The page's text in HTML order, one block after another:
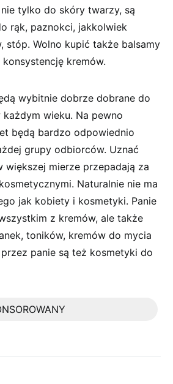
tylko do skóry twarzy, są
rąk, paznokci, jakkolwiek
stóp. Wolno kupić także balsamy
konsystencję kremów.
wybitnie dobrze dobrane do
wieku. Na pewno
będą bardzo odpowiednio
grupy odbiorców. Uznać
większej mierze przepadają za
Naturalnie nie ma
jak kobiety i kosmetyki. Panie
z kremów, ale także
toników, kremów do mycia
panie są też kosmetyki do